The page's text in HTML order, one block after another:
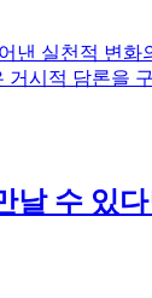
낸 실천적 변
시적 담론을
날 수 있다